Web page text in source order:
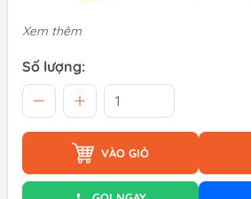
Xem thêm
Số lượng:
VÀO GIỎ